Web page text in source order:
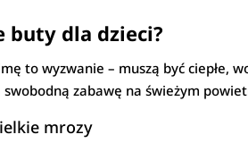
buty dla dzieci?
to wyzwanie – muszą być
zabawę na świeżym
mrozy